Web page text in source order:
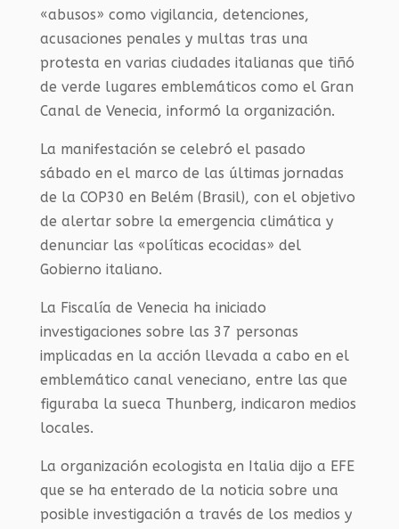
«abusos» como vigilancia, detenciones,
acusaciones penales y multas tras una
protesta en varias ciudades italianas que tiñó
de verde lugares emblemáticos como el Gran
Canal de Venecia, informó la organización.
La manifestación se celebró el pasado
sábado en el marco de las últimas jornadas
de la COP30 en Belém (Brasil), con el objetivo
de alertar sobre la emergencia climática y
denunciar las «políticas ecocidas» del
Gobierno italiano.
La Fiscalía de Venecia ha iniciado
investigaciones sobre las 37 personas
implicadas en la acción llevada a cabo en el
emblemático canal veneciano, entre las que
figuraba la sueca Thunberg, indicaron medios
locales.
La organización ecologista en Italia dijo a EFE
que se ha enterado de la noticia sobre una
posible investigación a través de los medios y